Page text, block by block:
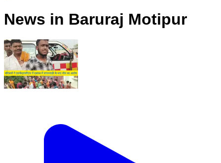
News in Baruraj Motipur